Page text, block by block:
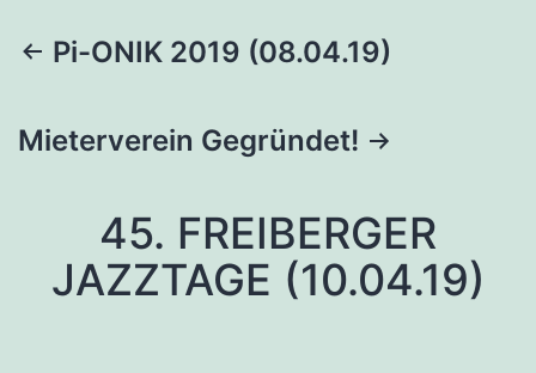
Beitragsnavigation
Pi-ONIK 2019 (08.04.19)
Mieterverein Gegründet!
45. FREIBERGER
JAZZTAGE (10.04.19)